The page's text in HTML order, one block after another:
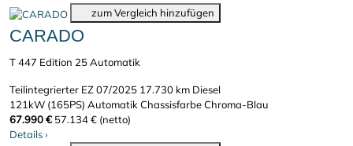
zum Vergleich hinzufügen
CARADO
T 447 Edition 25 Automatik
Teilintegrierter EZ 07/2025 17.730 km Diesel
121kW (165PS) AutomatikChassisfarbe Chroma-Blau
67.990 € 57.134 € (netto)
Details›